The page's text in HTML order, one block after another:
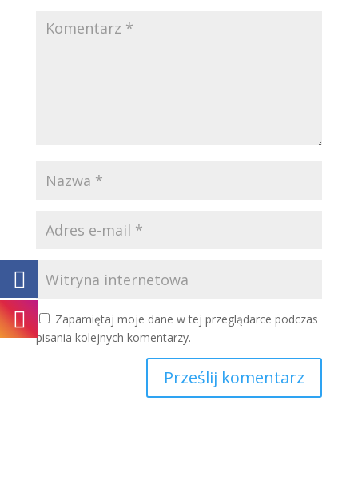
Zapamiętaj moje dane w tej przeglądarce podczas
pisania kolejnych komentarzy.